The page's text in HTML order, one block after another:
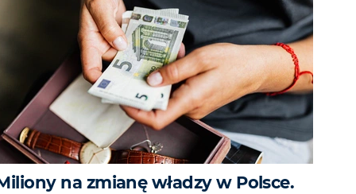
na zmianę władzy w Polsce.